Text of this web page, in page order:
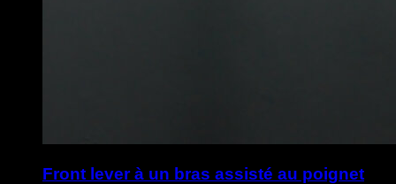
Front lever à un bras assisté au poignet